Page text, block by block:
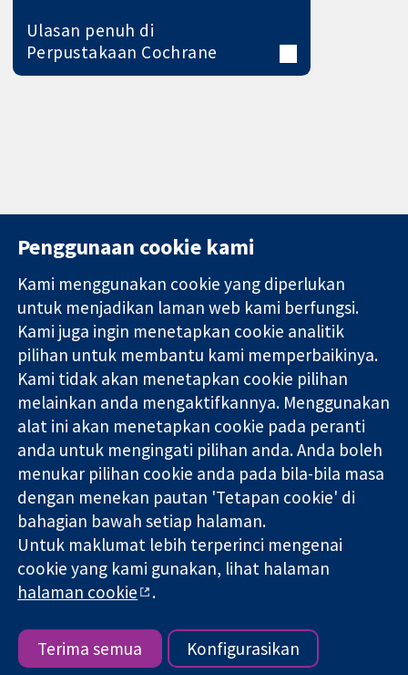
Ulasan penuh di
Perpustakaan Cochrane
Bukti yang
dipercayai.
keputusan
termaklum
Kesihatan yang
lebih baik
11-13 Cavendish
Square
London
W1G 0AN
United Kingdom
Hubungi kita
Berita
Pejabat
akhbar
Perihal Kami
Pekerjaan
Cochrane
Library
Kolaborasi Cochrane ialah sebuah badan amal (no. 1045921) dan
sebuah syarikat terhad oleh jaminan (no. 03044323) yang
berdaftar di England & Wales. Nombor pendaftaran VAT GB 718
2127 49.
Hak Cipta © 2026 Kolabrasi Cochrane
Terma & Syarat Laman Web
|Penafian|Kerahsiaan
cookie|Tetapan cookie
Penggunaan cookie kami
Kami menggunakan cookie yang diperlukan
untuk menjadikan laman web kami berfungsi.
Kami juga ingin menetapkan cookie analitik
pilihan untuk membantu kami memperbaikinya.
Kami tidak akan menetapkan cookie pilihan
melainkan anda mengaktifkannya. Menggunakan
alat ini akan menetapkan cookie pada peranti
anda untuk mengingati pilihan anda. Anda boleh
menukar pilihan cookie anda pada bila-bila masa
dengan menekan pautan 'Tetapan cookie' di
bahagian bawah setiap halaman.
Untuk maklumat lebih terperinci mengenai
cookie yang kami gunakan, lihat halaman
halaman cookie
.
Terima semua Konfigurasikan